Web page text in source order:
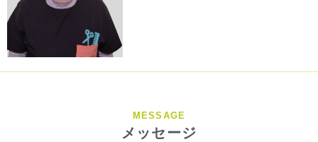
MESSAGE
メッセージ